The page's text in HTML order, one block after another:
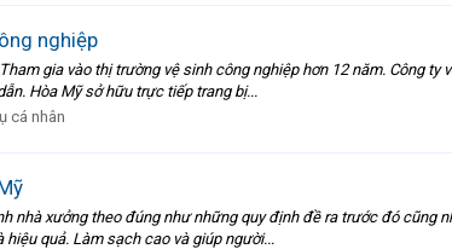
nghiệp
gia vào thị trường vệ sinh công nghiệp hơn 12 năm. Công
Hòa Mỹ sở hữu trực tiếp trang bị...
cá nhân
nhà xưởng theo đúng như những quy định đề ra trước đó
quả. Làm sạch cao và giúp người...